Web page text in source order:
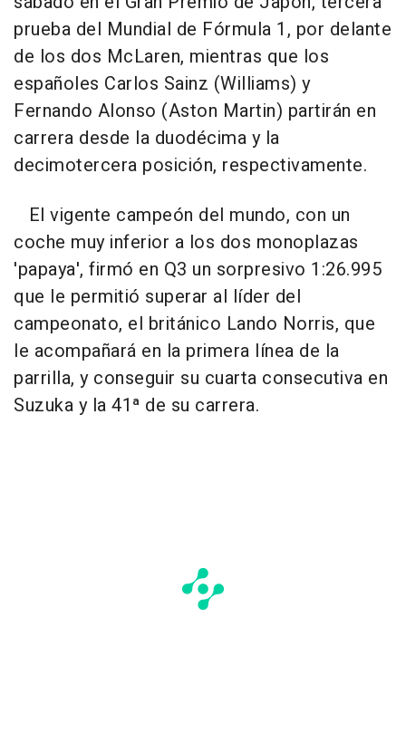
prueba del Mundial de Fórmula 1, por delante
de los dos McLaren, mientras que los
españoles Carlos Sainz (Williams) y
Fernando Alonso (Aston Martin) partirán en
carrera desde la duodécima y la
decimotercera posición, respectivamente.
El vigente campeón del mundo, con un
coche muy inferior a los dos monoplazas
'papaya', firmó en Q3 un sorpresivo 1:26.995
que le permitió superar al líder del
campeonato, el británico Lando Norris, que
le acompañará en la primera línea de la
parrilla, y conseguir su cuarta consecutiva en
Suzuka y la 41ª de su carrera.